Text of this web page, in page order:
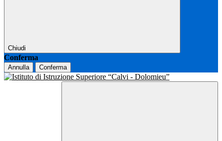
Chiudi
Conferma
Annulla Conferma